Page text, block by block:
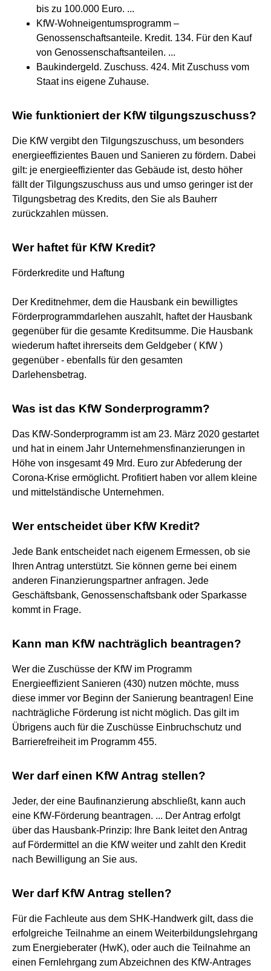
bis zu 100.000 Euro. ...
KfW-Wohneigentumsprogramm –
Genossenschaftsanteile. Kredit. 134. Für den Kauf
von Genossenschaftsanteilen. ...
Baukindergeld. Zuschuss. 424. Mit Zuschuss vom
Staat ins eigene Zuhause.
Wie funktioniert der KfW tilgungszuschuss?
Die KfW vergibt den Tilgungszuschuss, um besonders
energieeffizientes Bauen und Sanieren zu fördern. Dabei
gilt: je energieeffizienter das Gebäude ist, desto höher
fällt der Tilgungszuschuss aus und umso geringer ist der
Tilgungsbetrag des Kredits, den Sie als Bauherr
zurückzahlen müssen.
Wer haftet für KfW Kredit?
Förderkredite und Haftung
Der Kreditnehmer, dem die Hausbank ein bewilligtes
Förderprogrammdarlehen auszahlt, haftet der Hausbank
gegenüber für die gesamte Kreditsumme. Die Hausbank
wiederum haftet ihrerseits dem Geldgeber ( KfW )
gegenüber - ebenfalls für den gesamten
Darlehensbetrag.
Was ist das KfW Sonderprogramm?
Das KfW-Sonderprogramm ist am 23. März 2020 gestartet
und hat in einem Jahr Unternehmensfinanzierungen in
Höhe von insgesamt 49 Mrd. Euro zur Abfederung der
Corona-Krise ermöglicht. Profitiert haben vor allem kleine
und mittelständische Unternehmen.
Wer entscheidet über KfW Kredit?
Jede Bank entscheidet nach eigenem Ermessen, ob sie
Ihren Antrag unterstützt. Sie können gerne bei einem
anderen Finanzierungspartner anfragen. Jede
Geschäftsbank, Genossenschaftsbank oder Sparkasse
kommt in Frage.
Kann man KfW nachträglich beantragen?
Wer die Zuschüsse der KfW im Programm
Energieeffizient Sanieren (430) nutzen möchte, muss
diese immer vor Beginn der Sanierung beantragen! Eine
nachträgliche Förderung ist nicht möglich. Das gilt im
Übrigens auch für die Zuschüsse Einbruchschutz und
Barrierefreiheit im Programm 455.
Wer darf einen KfW Antrag stellen?
Jeder, der eine Baufinanzierung abschließt, kann auch
eine KfW-Förderung beantragen. ... Der Antrag erfolgt
über das Hausbank-Prinzip: Ihre Bank leitet den Antrag
auf Fördermittel an die KfW weiter und zahlt den Kredit
nach Bewilligung an Sie aus.
Wer darf KfW Antrag stellen?
Für die Fachleute aus dem SHK-Handwerk gilt, dass die
erfolgreiche Teilnahme an einem Weiterbildungslehrgang
zum Energieberater (HwK), oder auch die Teilnahme an
einen Fernlehrgang zum Abzeichnen des KfW-Antrages